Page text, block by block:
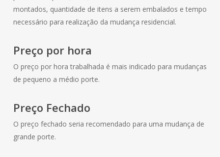
montados, quantidade de itens a serem embalados e tempo
necessário para realização da mudança residencial.
Preço por hora
O preço por hora trabalhada é mais indicado para mudanças
de pequeno a médio porte.
Preço Fechado
O preço fechado seria recomendado para uma mudança de
grande porte.